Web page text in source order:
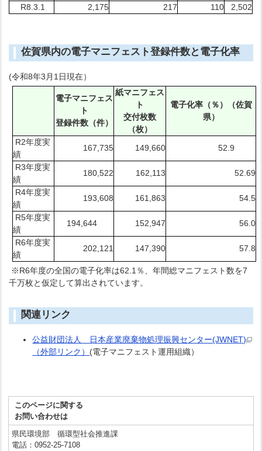
R8.3.1
2,175 217 110 2,502
佐賀県内の電子マニフェスト登録件数と電子化率
(令和8年3月1日現在）
電子マニフェス
ト
登録件数（件）
紙マニフェス
ト
交付枚数
（枚）
電子化率（％）（佐賀
県）
R2年度実
績
167,735 149,660 52.9
R3年度実
績
180,522 162,113 52.69
R4年度実
績
193,608 161,863 54.5
R5年度実
績
194,644 152,947 56.0
R6年度実
績
202,121 147,390 57.8
※R6年度の全国の電子化率は62.1％、年間総マニフェスト数を7
千万枚と仮定して算出されています。
関連リンク
公益財団法人 日本産業廃棄物処理振興センター(JWNET)
（外部リンク） (電子マニフェスト運用組織）
このページに関する
お問い合わせは
県民環境部 循環型社会推進課
電話：0952-25-7108